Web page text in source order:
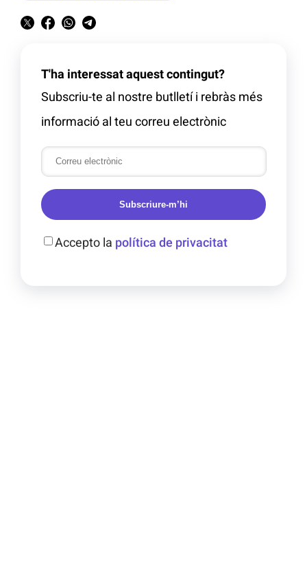
T'ha interessat aquest contingut?
Subscriu-te al nostre butlletí i rebràs més
informació al teu correu electrònic
Subscriure-m’hi
Accepto la política de privacitat